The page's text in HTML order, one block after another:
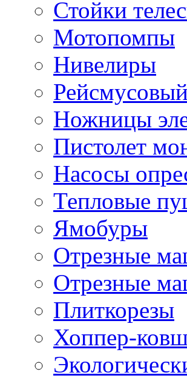
Стойки
Мотопомпы
Нивелиры
Ножницы
Пистолет
Насосы
Тепловые
Ямобуры
Отрезные
Отрезные
Плиткорезы
Хоппер-